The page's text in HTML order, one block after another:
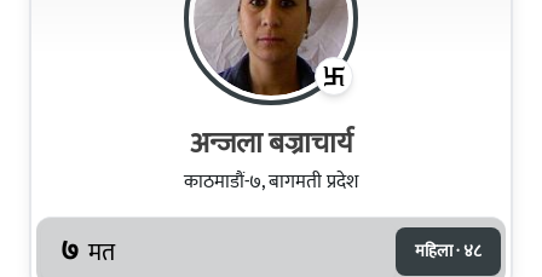
अन्जला बज्राचार्य
काठमाडौं-७, बागमती प्रदेश
७ मत महिला · ४८